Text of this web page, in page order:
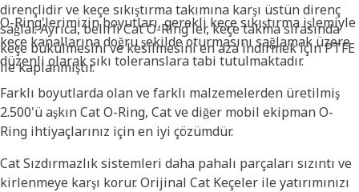
dirençlidir ve keçe sıkıştırma takımına karşı üstün direnç
sağlar. Ayrıca, belirli Cat O-Ring'ler, keçe takma sırasında
keçe bükülmesini ve kesilmesini en aza indirmek için PTFE
ile kaplanmıştır.
O-Ring'lerimizin boyutları, gerekli keçe sıkıştırma işlemiyle
keçe kanallarına doğru şekilde oturmasını sağlamak üzere
düzenli olarak sıkı toleranslara tabi tutulmaktadır.
Farklı boyutlarda olan ve farklı malzemelerden üretilmiş
2.500'ü aşkın Cat O-Ring, Cat ve diğer mobil ekipman O-
Ring ihtiyaçlarınız için en iyi çözümdür.
Cat Sızdırmazlık sistemleri daha pahalı parçaları sızıntı ve
kirlenmeye karşı korur. Orijinal Cat Keçeler ile yatırımınızı